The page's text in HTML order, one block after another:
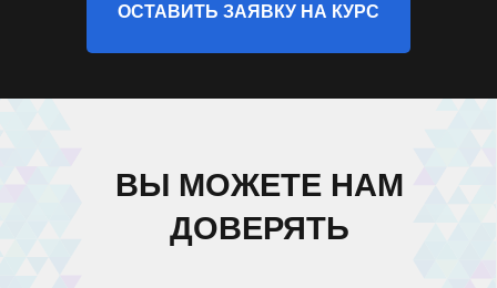
ОСТАВИТЬ ЗАЯВКУ НА КУРС
ВЫ МОЖЕТЕ НАМ
ДОВЕРЯТЬ